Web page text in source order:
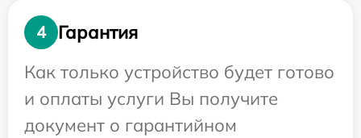
4
Гарантия
Как только устройство будет готово
и оплаты услуги Вы получите
документ о гарантийном